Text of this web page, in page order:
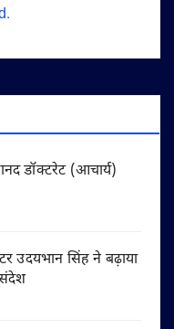
डॉक्टरेट (आचार्य)
उदयभान सिंह ने बढ़ाया
संदेश